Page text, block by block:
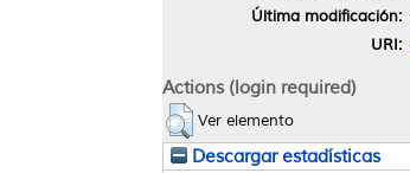
Última modificación:
URI:
Actions (login required)
Ver elemento
Descargar estadísticas